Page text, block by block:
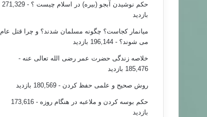
حکم نوشیدن آبجو (بیره) در اسلام چیست ؟
- 271,329
بازدید
میانمار کجاست؟ چگونه مسلمان شدند؟ و چرا قتل عام
می شوند؟ - 196,144 بازدید
خلاصه زندگی حضرت عمر رضی الله تعالی عنه -
185,476 بازدید
روش صحیح و علمی حفظ کردن - 180,569 بازدید
حکم بوسه کردن و ملاعبه در هنگام روزه
- 173,616
بازدید